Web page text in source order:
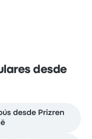
desde
desde Prizren